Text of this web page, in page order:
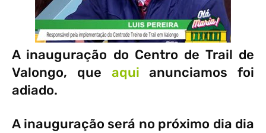
A inauguração do Centro de Trail de
Valongo, que aqui anunciamos foi
adiado.
A inauguração será no próximo dia dia